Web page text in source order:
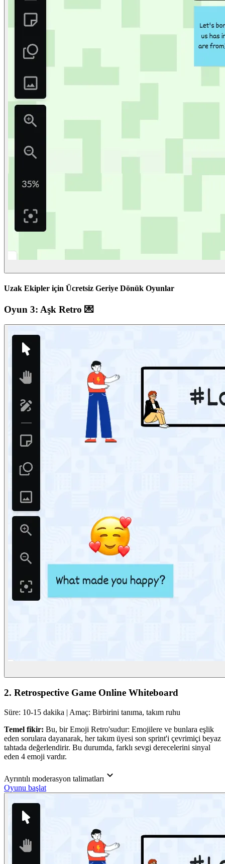
Uzak Ekipler için Ücretsiz Geriye Dönük Oyunlar
Oyun 3: Aşk Retro 💌
2. Retrospective Game Online Whiteboard
Süre: 10-15 dakika | Amaç: Birbirini tanıma, takım ruhu
Temel fikir: Bu, bir Emoji Retro'sudur: Emojilere ve bunlara eşlik
eden sorulara dayanarak, her takım üyesi son sprint'i çevrimiçi beyaz
tahtada değerlendirir. Bu durumda, farklı sevgi derecelerini sinyal
eden 4 emoji vardır.
Ayrıntılı moderasyon talimatları
Oyunu başlat